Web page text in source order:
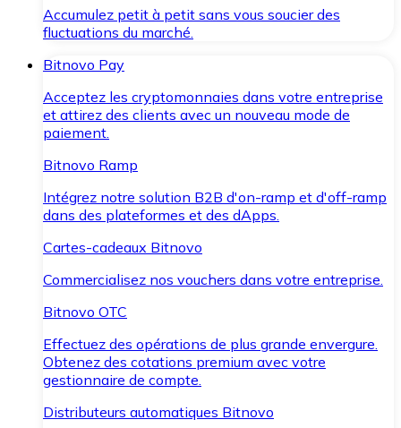
Accumulez petit à petit sans vous soucier des
fluctuations du marché.
Bitnovo Pay
Acceptez les cryptomonnaies dans votre entreprise
et attirez des clients avec un nouveau mode de
paiement.
Bitnovo Ramp
Intégrez notre solution B2B d'on-ramp et d'off-ramp
dans des plateformes et des dApps.
Cartes-cadeaux Bitnovo
Commercialisez nos vouchers dans votre entreprise.
Bitnovo OTC
Effectuez des opérations de plus grande envergure.
Obtenez des cotations premium avec votre
gestionnaire de compte.
Distributeurs automatiques Bitnovo